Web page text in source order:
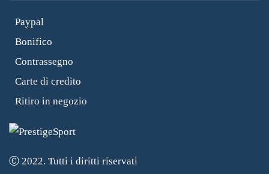
Paypal
Bonifico
Contrassegno
Carte di credito
Ritiro in negozio
Ⓒ 2022. Tutti i diritti riservati